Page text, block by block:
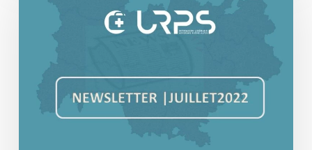
JUILLET